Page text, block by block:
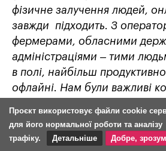
фізичне залучення людей,
завжди підходить. З
фермерами, обласними
адміністраціями – тими
в полі, найбільш
офлайні. Нам були важливі
персоналу та команд, які з
щоб зібрати біля тисячі
Проєкт використовує файли cookie
для його нормальної роботи та аналізу
трафіку.
Детальніше Добре,